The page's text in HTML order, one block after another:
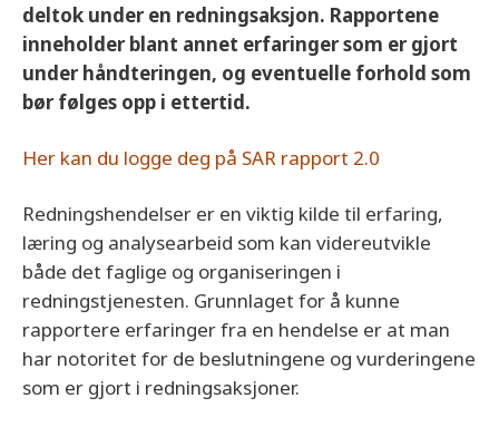
deltok under en redningsaksjon. Rapportene
inneholder blant annet erfaringer som er gjort
under håndteringen, og eventuelle forhold som
bør følges opp i ettertid.
Her kan du logge deg på SAR rapport 2.0
Redningshendelser er en viktig kilde til erfaring,
læring og analysearbeid som kan videreutvikle
både det faglige og organiseringen i
redningstjenesten. Grunnlaget for å kunne
rapportere erfaringer fra en hendelse er at man
har notoritet for de beslutningene og vurderingene
som er gjort i redningsaksjoner.